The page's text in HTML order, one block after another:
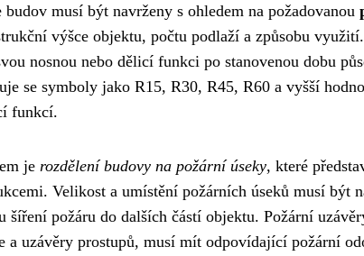
budov musí být navrženy s ohledem na požadovanou
výšce objektu, počtu podlaží a způsobu
nosnou nebo dělicí funkci po stanovenou dobu
se symboly jako R15, R30, R45, R60 a vyšší
funkcí.
je rozdělení budovy na požární úseky, které
Velikost a umístění požárních úseků musí být
šíření požáru do dalších částí objektu. Požární
a uzávěry prostupů, musí mít odpovídající požární